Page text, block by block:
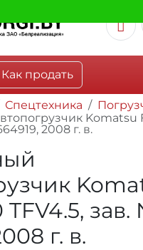
Как продать
Спецтехника
Komatsu
2008 г. в.
TFV4.5,
г. в.